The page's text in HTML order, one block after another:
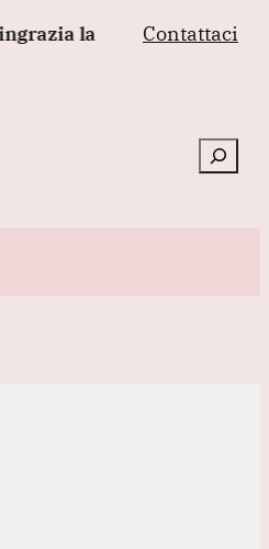
Cina per una nuova
Contattaci
Cerca